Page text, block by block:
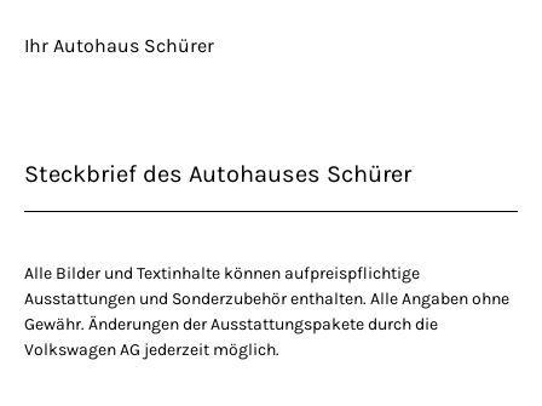
Ihr Autohaus Schürer
Steckbrief des Autohauses Schürer
Alle Bilder und Textinhalte können aufpreispflichtige
Ausstattungen und Sonderzubehör enthalten. Alle Angaben ohne
Gewähr. Änderungen der Ausstattungspakete durch die
Volkswagen AG jederzeit möglich.